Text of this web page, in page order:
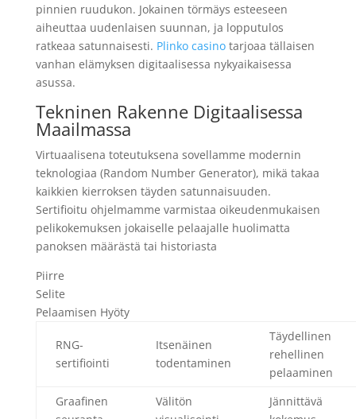
pinnien ruudukon. Jokainen törmäys esteeseen
aiheuttaa uudenlaisen suunnan, ja lopputulos
ratkeaa satunnaisesti. Plinko casinotarjoaa tällaisen
vanhan elämyksen digitaalisessa nykyaikaisessa
asussa.
Tekninen Rakenne Digitaalisessa
Maailmassa
Virtuaalisena toteutuksena sovellamme modernin
teknologiaa (Random Number Generator), mikä takaa
kaikkien kierroksen täyden satunnaisuuden.
Sertifioitu ohjelmamme varmistaa oikeudenmukaisen
pelikokemuksen jokaiselle pelaajalle huolimatta
panoksen määrästä tai historiasta
Piirre
Selite
Pelaamisen Hyöty
RNG-
sertifiointi
Itsenäinen
todentaminen
Täydellinen
rehellinen
pelaaminen
Graafinen
Välitön
Jännittävä